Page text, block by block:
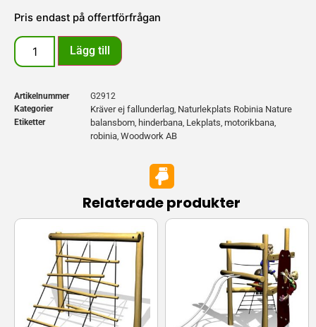
Pris endast på offertförfrågan
Lägg till
Artikelnummer
G2912
Kategorier
Kräver ej fallunderlag Naturlekplats Robinia Nature
Etiketter balansbom hinderbana Lekplats motorikbana
robinia Woodwork AB
Relaterade produkter